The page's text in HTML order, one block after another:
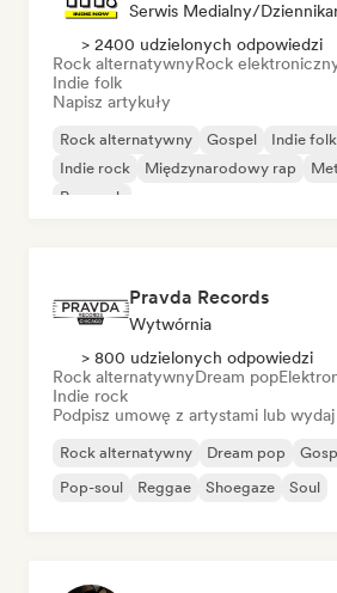
Serwis Medialny/
> 2400 udzielonych odpowiedzi
Rock alternatywnyRock
Indie folk
Napisz artykuły
Rock alternatywny Gospel Indie folk
Indie rock
Międzynarodowy rap
Pop rock
Pravda Records
Wytwórnia
> 800 udzielonych odpowiedzi
Rock alternatywnyDream pop
Indie rock
Podpisz umowę z artystami lub
Rock alternatywny Dream pop
Pop-soul
Reggae Shoegaze Soul